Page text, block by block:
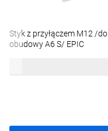
Styk z przyłączem M12 /do
obudowy A6 S/ EPIC